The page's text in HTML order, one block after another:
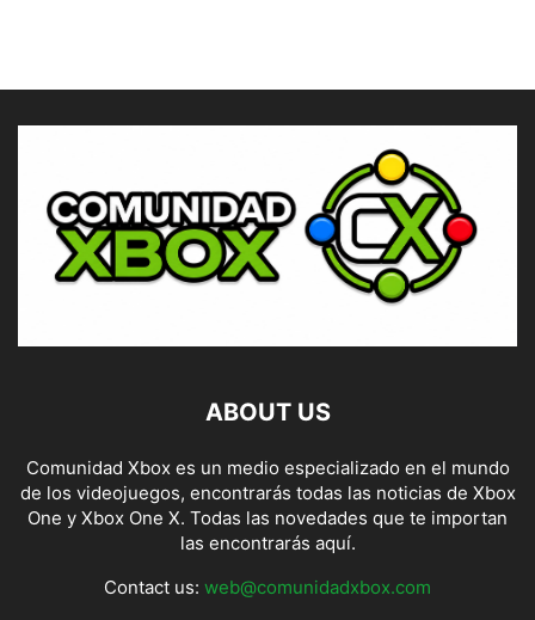
ABOUT US
Comunidad Xbox es un medio especializado en el mundo
de los videojuegos, encontrarás todas las noticias de Xbox
One y Xbox One X. Todas las novedades que te importan
las encontrarás aquí.
Contact us: web@comunidadxbox.com